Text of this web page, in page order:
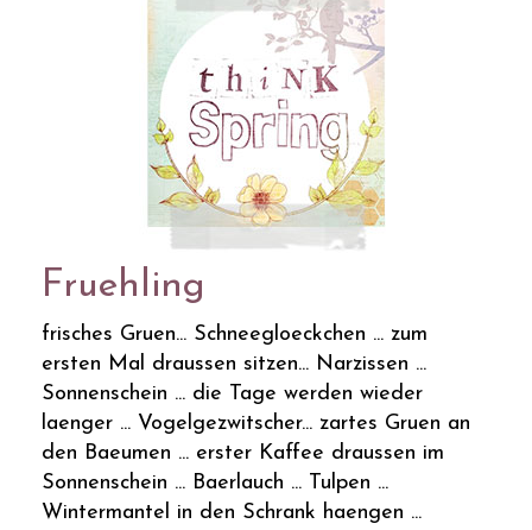
Fruehling
frisches Gruen... Schneegloeckchen ... zum
ersten Mal draussen sitzen... Narzissen ...
Sonnenschein ... die Tage werden wieder
laenger ... Vogelgezwitscher... zartes Gruen an
den Baeumen ... erster Kaffee draussen im
Sonnenschein ... Baerlauch ... Tulpen ...
Wintermantel in den Schrank haengen ...